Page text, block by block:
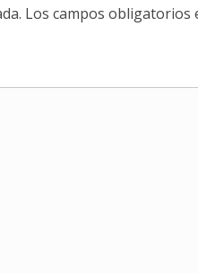
Los campos obligatorios